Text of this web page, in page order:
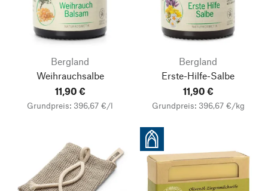
Bergland
Weihrauchsalbe
11,90 €
Grundpreis: 396,67 €/l
Bergland
Erste-Hilfe-Salbe
11,90 €
Grundpreis: 396,67 €/kg